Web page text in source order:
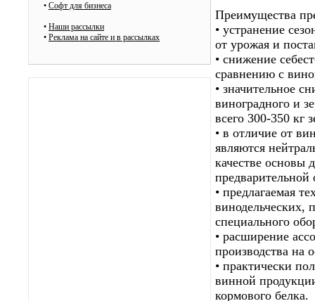
• Cофт для бизнеса
• Наши рассылки
• Реклама на сайте и в рассылках
Преимущества
• устранение
от урожая и
• снижение
сравнению с
• значительное
виноградного и
всего 300-350 кг
• в отличие от
являются
качестве основы
предварительной
• предлагаемая
винодельческих,
специального
• расширение
производства на
• практически
винной
кормового белка.